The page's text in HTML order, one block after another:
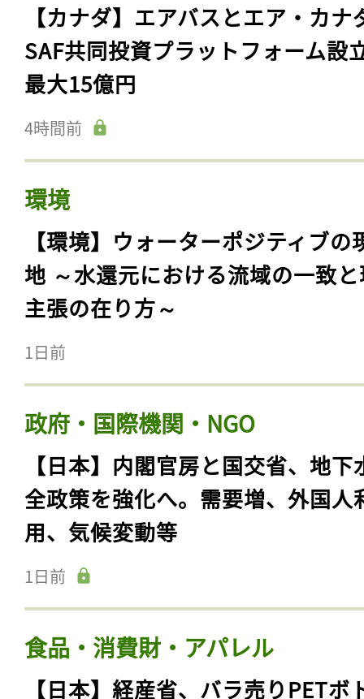
【カナダ】エアバスとエア・カナ
SAF共同投資プラットフォーム設
最大15億円
4時間前
環境
【環境】ウォーターポジティブの
地 ～水還元における流域の一致
主張の在り方～
1日前
政府・国際機関・NGO
【日本】内閣官房と国交省、地下
全政策を強化へ。需要増、外国人
用、気候変動等
1日前
食品・消費財・アパレル
【日本】経産省、バラ売りPETボ